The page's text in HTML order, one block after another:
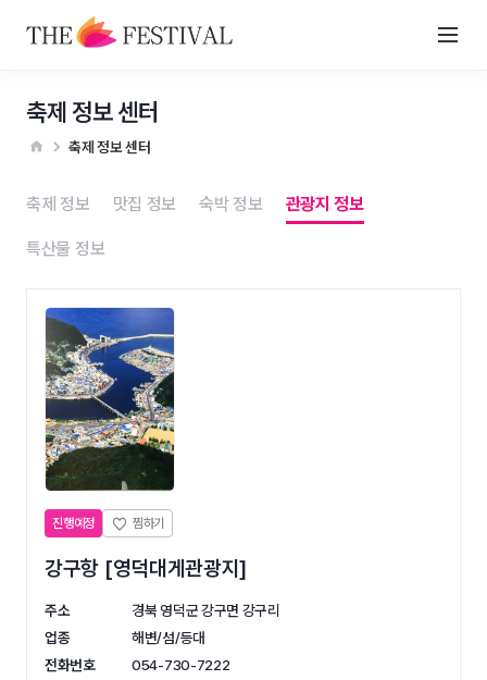
축제 정보 센터
축제 정보 센터
축제 정보 맛집 정보 숙박 정보 관광지 정보
특산물 정보
진행예정
강구항 [영덕대게관광지]
주소
경북 영덕군 강구면 강구리
업종
해변/섬/등대
전화번호
054-730-7222